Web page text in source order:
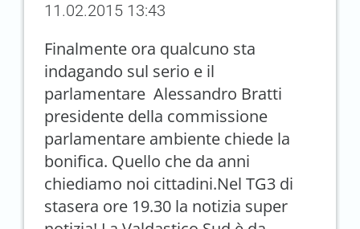
11.02.2015 13:43
Finalmente ora qualcuno sta
indagando sul serio e il
parlamentare Alessandro Bratti
presidente della commissione
parlamentare ambiente chiede la
bonifica. Quello che da anni
chiediamo noi cittadini.Nel TG3 di
stasera ore 19.30 la notizia super